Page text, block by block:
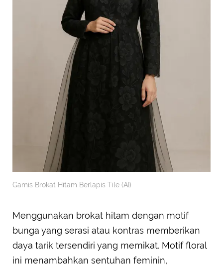
Gamis Brokat Hitam Berlapis Tile (AI)
Menggunakan brokat hitam dengan motif
bunga yang serasi atau kontras memberikan
daya tarik tersendiri yang memikat. Motif floral
ini menambahkan sentuhan feminin,